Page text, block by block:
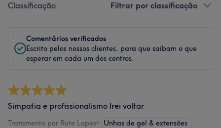
Classificação Filtrar por classificação
Comentários verificados
Escrito pelos nossos clientes, para que saibam o que
esperar em cada um dos centros.
Simpatia e profissionalismo Irei voltar
Tratamento por Rute Lopes• Unhas de gel & extensões